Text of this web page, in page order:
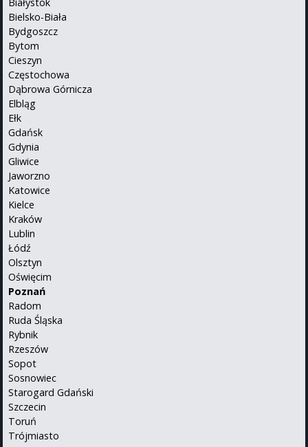
Bielsko-Biała
Bydgoszcz
Bytom
Cieszyn
Częstochowa
Dąbrowa Górnicza
Elbląg
Ełk
Gdańsk
Gdynia
Gliwice
Jaworzno
Katowice
Kielce
Kraków
Lublin
Łódź
Olsztyn
Oświęcim
Poznań
Radom
Ruda Śląska
Rybnik
Rzeszów
Sopot
Sosnowiec
Starogard Gdański
Szczecin
Toruń
Trójmiasto